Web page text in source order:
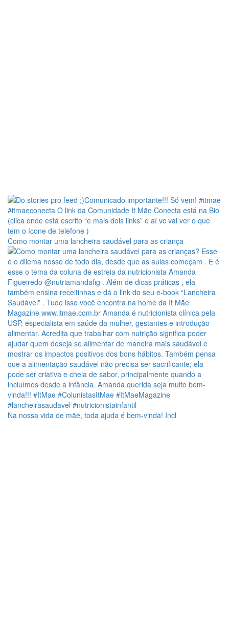
Como montar uma lancheira saudável para as criança
Na nossa vida de mãe, toda ajuda é bem-vinda! Incl